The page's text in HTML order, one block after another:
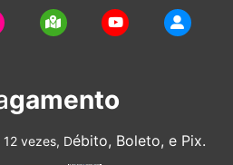
gamento
vezes, Débito, Boleto, e Pix.